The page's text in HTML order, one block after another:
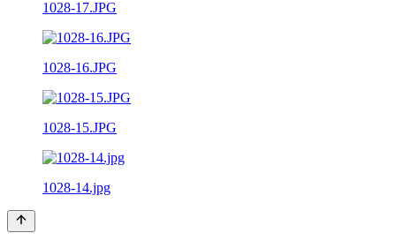
1028-17.JPG
1028-16.JPG
1028-15.JPG
1028-14.jpg